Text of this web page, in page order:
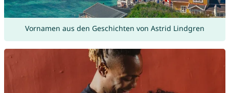
Vornamen aus den Geschichten von Astrid Lindgren